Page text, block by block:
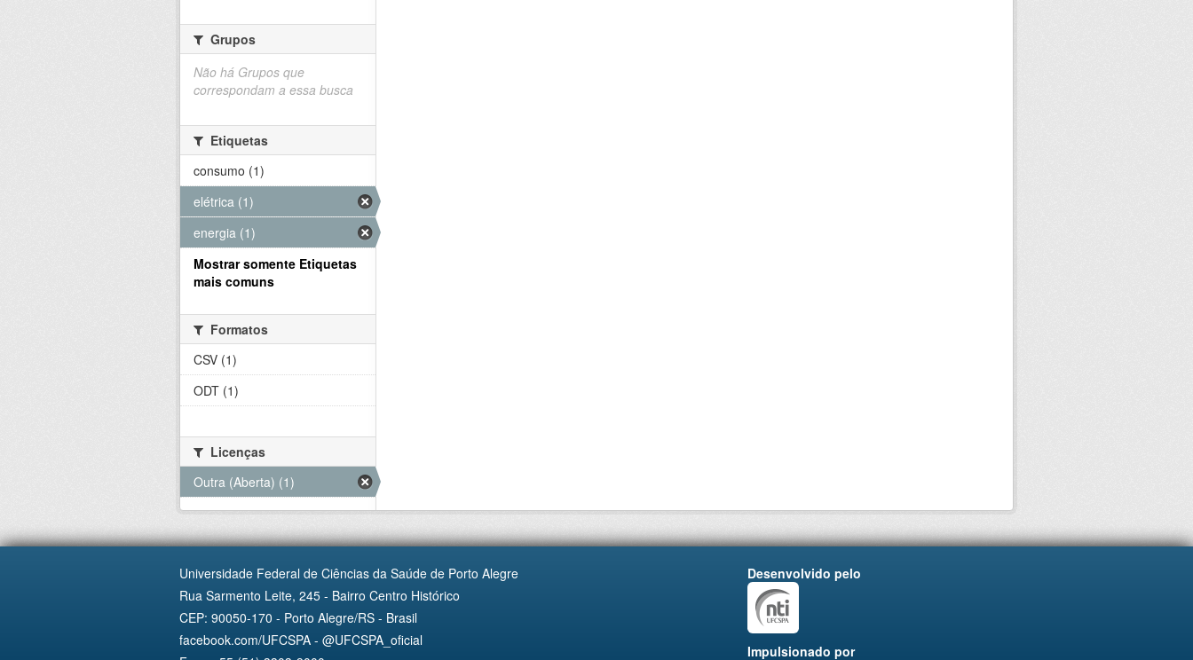
Grupos
Não há Grupos que
correspondam a essa busca
Etiquetas
consumo (1)
elétrica (1)
energia (1)
Mostrar somente Etiquetas
mais comuns
Formatos
CSV (1)
ODT (1)
Licenças
Outra (Aberta) (1)
Universidade Federal de Ciências da Saúde de Porto Alegre
Rua Sarmento Leite, 245 - Bairro Centro Histórico
CEP: 90050-170 - Porto Alegre/RS - Brasil
facebook.com/UFCSPA - @UFCSPA_oficial
Desenvolvido pelo
Impulsionado por